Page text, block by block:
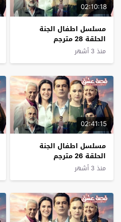
02:10:18
مسلسل اطفال الجنة
الحلقة 28 مترجم
منذ 3 أشهر
02:41:15
مسلسل اطفال الجنة
الحلقة 26 مترجم
منذ 3 أشهر